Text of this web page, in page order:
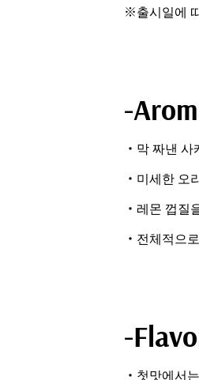
※출시일에
-
・막 짜낸
・미세한 오
・레몬 껍질
・전체적으
-
・첫맛에서